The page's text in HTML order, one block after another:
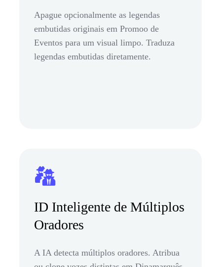
Apague opcionalmente as legendas
embutidas originais em Promoo de
Eventos para um visual limpo. Traduza
legendas embutidas diretamente.
ID Inteligente de Múltiplos
Oradores
A IA detecta múltiplos oradores. Atribua